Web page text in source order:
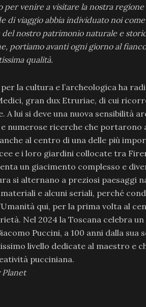
venire a visitare la nostra regione
di viaggio abbia individuato noi
del nostro patrimonio naturale e
portiamo avanti ogni giorno al
qualità.
la cultura e l’archeologica ha
gran dux Etruriae, di cui
A lui si deve una nuova sensibilità
e numerose ricerche che
al centro di una delle più
e i loro giardini collocate tra
un giacimento complesso e
si alternano a preziosi paesaggi
e alcuni seriali, perché
qui, per la prima volta al
Nel 2024 la Toscana celebra
Puccini, a 100 anni dalla
livello dedicate al maestro e
pucciniana.